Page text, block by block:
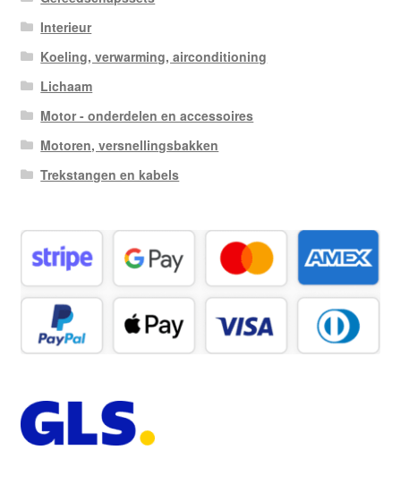
Interieur
Koeling, verwarming, airconditioning
Lichaam
Motor - onderdelen en accessoires
Motoren, versnellingsbakken
Trekstangen en kabels